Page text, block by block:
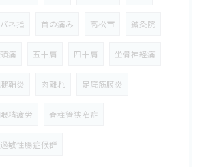
バネ指 首の痛み 高松市 鍼灸院
頭痛 五十肩 四十肩 坐骨神経痛
腱鞘炎 肉離れ 足底筋膜炎
眼精疲労 脊柱管狭窄症
過敏性腸症候群